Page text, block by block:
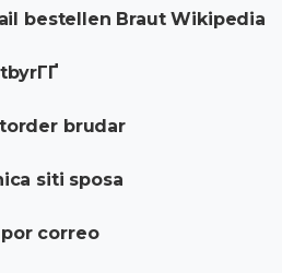
bestellen Braut Wikipedia
brudar
siti sposa
correo